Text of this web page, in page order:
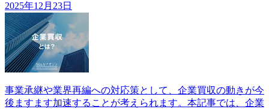
2025年12月23日
事業承継や業界再編への対応策として、企業買収の動きが今
後ますます加速することが考えられます。本記事では、企業